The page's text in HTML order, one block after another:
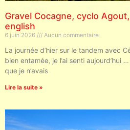
Gravel Cocagne, cyclo
english
6 juin 2026 Aucun commentaire
La journée d’hier sur le tandem avec
bien entamée, je l’ai senti aujourd’hui
que je n’avais
Lire la suite »